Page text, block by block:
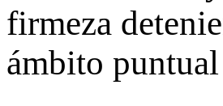
firmeza
ámbito